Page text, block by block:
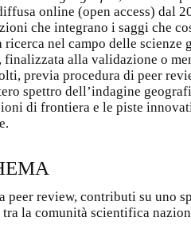
online (open access) dal
che integrano i saggi che
nel campo delle scienze
finalizzata alla validazione o
previa procedura di peer
spettro dell’indagine
di frontiera e le piste
peer review, contributi su uno
la comunità scientifica